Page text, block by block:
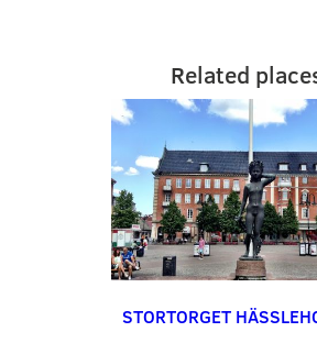
Related
STORTORGET